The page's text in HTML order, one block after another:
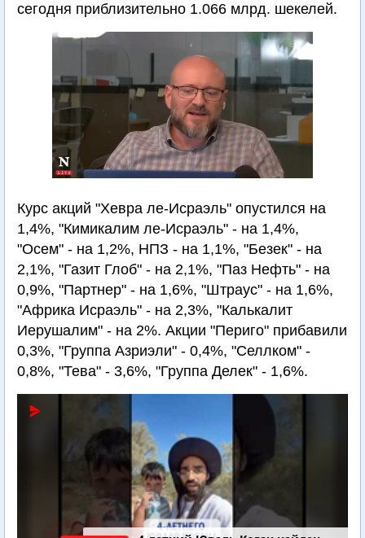
сегодня приблизительно 1.066 млрд. шекелей.
Курс акций "Хевра ле-Исраэль" опустился на
1,4%, "Кимикалим ле-Исраэль" - на 1,4%,
"Осем" - на 1,2%, НПЗ - на 1,1%, "Безек" - на
2,1%, "Газит Глоб" - на 2,1%, "Паз Нефть" - на
0,9%, "Партнер" - на 1,6%, "Штраус" - на 1,6%,
"Африка Исраэль" - на 2,3%, "Калькалит
Иерушалим" - на 2%. Акции "Периго" прибавили
0,3%, "Группа Азриэли" - 0,4%, "Селлком" -
0,8%, "Тева" - 3,6%, "Группа Делек" - 1,6%.